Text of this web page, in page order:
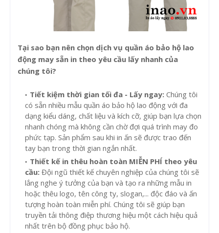
Tại sao bạn nên chọn dịch vụ quần áo bảo hộ lao
động may sẵn in theo yêu cầu lấy nhanh của
chúng tôi?
Tiết kiệm thời gian tối đa - Lấy ngay: Chúng tôi
có sẵn nhiều mẫu quần áo bảo hộ lao động với đa
dạng kiểu dáng, chất liệu và kích cỡ, giúp bạn lựa chọn
nhanh chóng mà không cần chờ đợi quá trình may đo
phức tạp. Sản phẩm sau khi in ấn sẽ được trao đến
tay bạn trong thời gian ngắn nhất.
Thiết kế in thêu hoàn toàn MIỄN PHÍ theo yêu
cầu: Đội ngũ thiết kế chuyên nghiệp của chúng tôi sẽ
lắng nghe ý tưởng của bạn và tạo ra những mẫu in
hoặc thêu logo, tên công ty, slogan,... độc đáo và ấn
tượng hoàn toàn miễn phí. Chúng tôi sẽ giúp bạn
truyền tải thông điệp thương hiệu một cách hiệu quả
nhất trên bộ đồng phục bảo hộ.